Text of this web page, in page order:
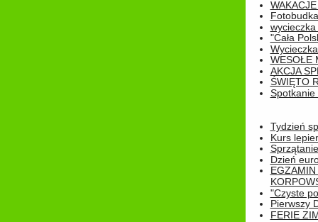
Fotobudka
"Cała
WESOŁE
AKCJA
ŚWIĘTO
Spotkanie
Tydzień
Kurs
Dzień
"Czyste
Pierwszy
FERIE